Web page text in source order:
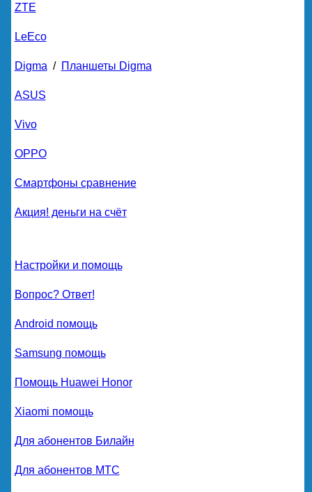
ZTE
LeEco
Digma / Планшеты Digma
ASUS
Vivo
OPPO
Смартфоны сравнение
Акция! деньги на счёт
Настройки и помощь
Вопрос? Ответ!
Android помощь
Samsung помощь
Помощь Huawei Honor
Xiaomi помощь
Для абонентов Билайн
Для абонентов МТС